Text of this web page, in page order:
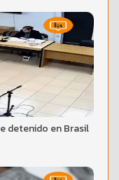
detenido en Brasil